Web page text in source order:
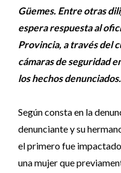
Güemes. Entre otras
espera respuesta al
Provincia, a través del
cámaras de seguridad
los hechos denunciados.
Según consta en la
denunciante y su
el primero fue
una mujer que